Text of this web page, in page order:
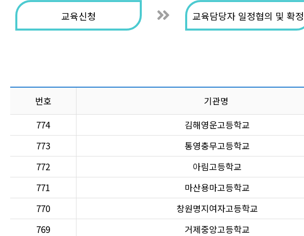
교육신청 교육담당자 일정협의 및 확정
번호 기관명
774
김해영운고등학교
773
통영충무고등학교
772
아림고등학교
771
마산용마고등학교
770
창원명지여자고등학교
769
거제중앙고등학교